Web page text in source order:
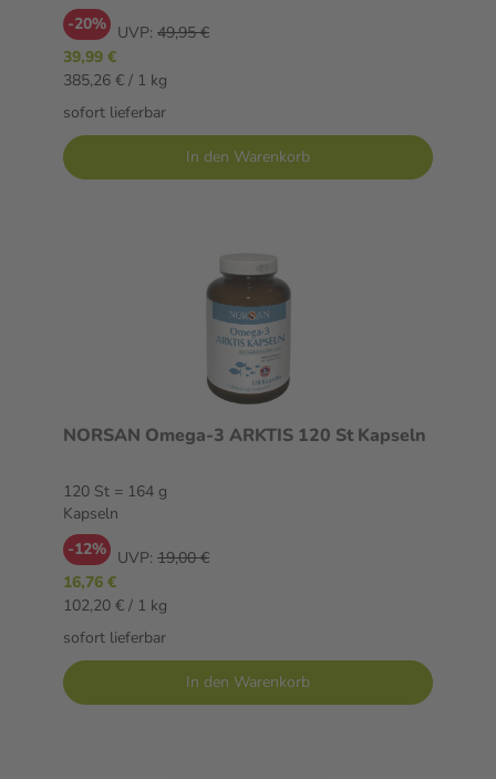
-20% UVP: 49,95 €
39,99 €
385,26 € / 1 kg
sofort lieferbar
In den Warenkorb
NORSAN Omega-3 ARKTIS 120 St Kapseln
120 St = 164 g
Kapseln
-12% UVP: 19,00 €
16,76 €
102,20 € / 1 kg
sofort lieferbar
In den Warenkorb